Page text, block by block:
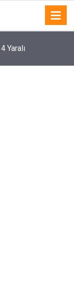
Yaralı